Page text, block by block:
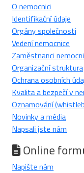
O nemocnici
Identifikační údaje
Orgány společnosti
Vedení nemocnice
Zaměstnanci
Organizační struktura
Ochrana osobních
Kvalita a bezpečí v
Oznamování
Novinky a média
Napsali jste nám
Online
Napište nám